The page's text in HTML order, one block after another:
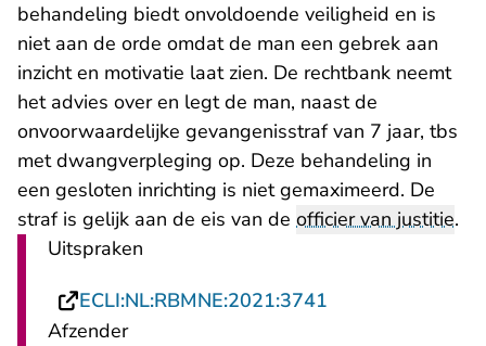
behandeling biedt onvoldoende veiligheid en is
niet aan de orde omdat de man een gebrek aan
inzicht en motivatie laat zien. De rechtbank neemt
het advies over en legt de man, naast de
onvoorwaardelijke gevangenisstraf van 7 jaar, tbs
met dwangverpleging op. Deze behandeling in
een gesloten inrichting is niet gemaximeerd. De
straf is gelijk aan de eis van de officier van justitie.
Uitspraken
ECLI:NL:RBMNE:2021:3741
Afzender